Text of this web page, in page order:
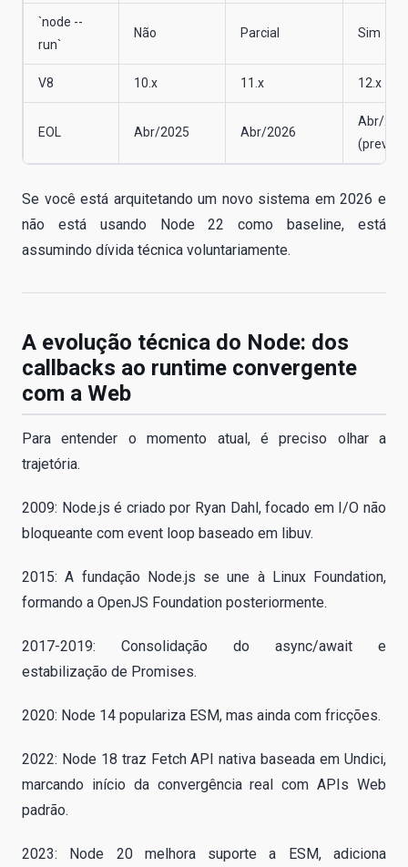
`node --
run`
Não Parcial Sim
V8 10.x 11.x 12.x
EOL Abr/2025 Abr/2026
Abr/
(prev.)
Se você está arquitetando um novo sistema em 2026 e
não está usando Node 22 como baseline, está
assumindo dívida técnica voluntariamente.
A evolução técnica do Node: dos
callbacks ao runtime convergente
com a Web
Para entender o momento atual, é preciso olhar a
trajetória.
2009: Node.js é criado por Ryan Dahl, focado em I/O não
bloqueante com event loop baseado em libuv.
2015: A fundação Node.js se une à Linux Foundation,
formando a OpenJS Foundation posteriormente.
2017-2019: Consolidação do async/await e
estabilização de Promises.
2020: Node 14 populariza ESM, mas ainda com fricções.
2022: Node 18 traz Fetch API nativa baseada em Undici,
marcando início da convergência real com APIs Web
padrão.
2023: Node 20 melhora suporte a ESM, adiciona